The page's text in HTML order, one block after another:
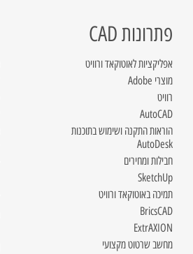
פתרונות CAD
אפליקציות לאוטוקאד ורוויט
מוצרי Adobe
רוויט
AutoCAD
הוראות התקנה ושימוש בתוכנות
AutoDesk
חבילות ומחירים
SketchUp
תמיכה באוטוקאד ורוויט
BricsCAD
ExtrAXION
מחשב שרטוט מקצועי